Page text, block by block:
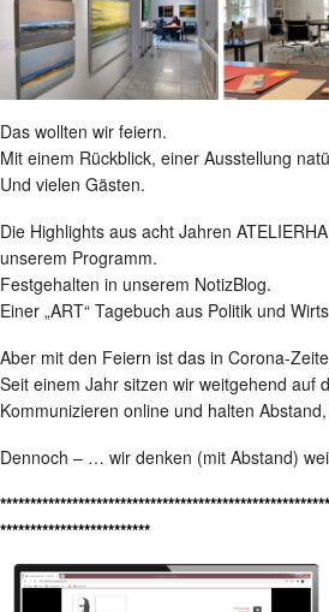
Das wollten wir feiern.
Mit einem Rückblick, einer Ausstellung
Und vielen Gästen.
Die Highlights aus acht Jahren
unserem Programm.
Festgehalten in unserem NotizBlog.
Einer „ART“ Tagebuch aus Politik und
Aber mit den Feiern ist das in Corona-
Seit einem Jahr sitzen wir weitgehend auf
Kommunizieren online und halten
Dennoch – … wir denken (mit Abstand)
*************************